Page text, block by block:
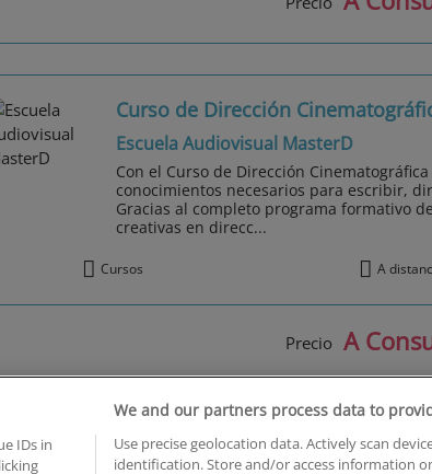
Curso de Dirección
Escuela Audiovisual MasterD
Con el Curso de Dirección
conocimientos necesarios para escribir,
Gracias al completo programa formativo
creativas en direcc...
Cursos A
Precio A
1
IDs in
We and our partners process data to
Use precise geolocation data. Actively scan
identification. Store and/or access information